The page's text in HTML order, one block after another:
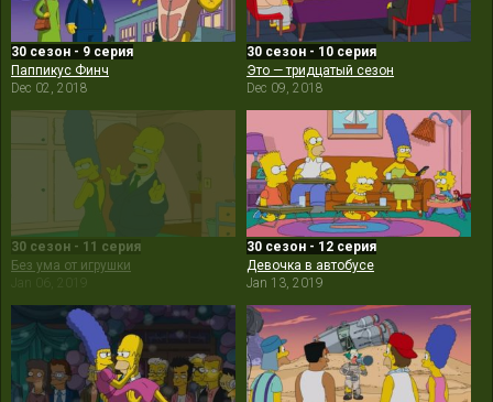
30 сезон - 9 серия
Паппикус Финч
Dec 02, 2018
30 сезон - 10 серия
Это — тридцатый сезон
Dec 09, 2018
30 сезон - 11 серия
Без ума от игрушки
Jan 06, 2019
30 сезон - 12 серия
Девочка в автобусе
Jan 13, 2019